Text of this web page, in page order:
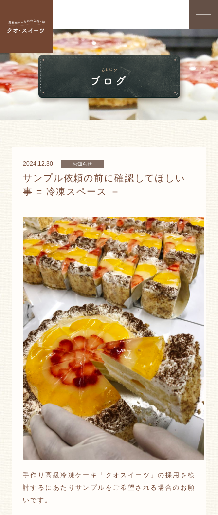
2024.12.30 お知らせ
サンプル依頼の前に確認してほしい
事 = 冷凍スペース ＝
手作り高級冷凍ケーキ「クオスイーツ」の採用を検
討するにあたりサンプルをご希望される場合のお願
いです。